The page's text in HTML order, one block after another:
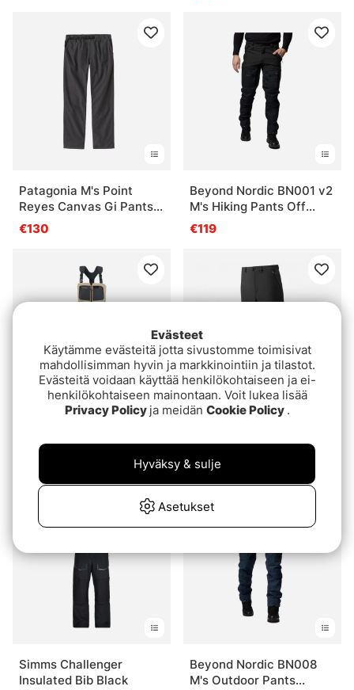
Patagonia M's Point
Reyes Canvas Gi Pants
INBK
€130
Beyond Nordic BN001 v2
M's Hiking Pants Off
Black
€119
Waders
Trail Pants Reg Black
€109
Simms Challenger
Insulated Bib Black
Beyond Nordic BN008
M's Outdoor Pants
Evästeet
Käytämme evästeitä jotta sivustomme toimisivat
mahdollisimman hyvin ja markkinointiin ja tilastot.
Evästeitä voidaan käyttää henkilökohtaiseen ja ei-
henkilökohtaiseen mainontaan. Voit lukea lisää
Privacy Policy ja meidän Cookie Policy .
Asetukset
Hyväksy & sulje